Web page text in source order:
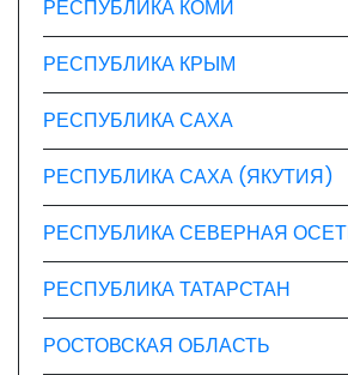
РЕСПУБЛИКА КОМИ
РЕСПУБЛИКА КРЫМ
РЕСПУБЛИКА САХА
РЕСПУБЛИКА САХА (ЯКУТИЯ)
РЕСПУБЛИКА СЕВЕРНАЯ
РЕСПУБЛИКА ТАТАРСТАН
РОСТОВСКАЯ ОБЛАСТЬ